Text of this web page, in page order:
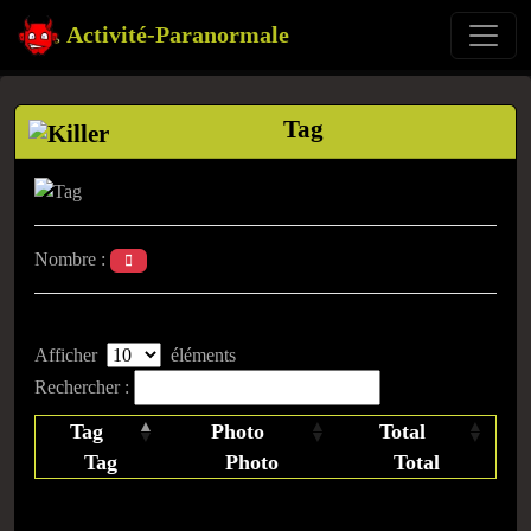
Activité-Paranormale
Tag
Nombre :
Afficher
éléments
Rechercher :
Tag Photo
Total
Tag
Photo Total